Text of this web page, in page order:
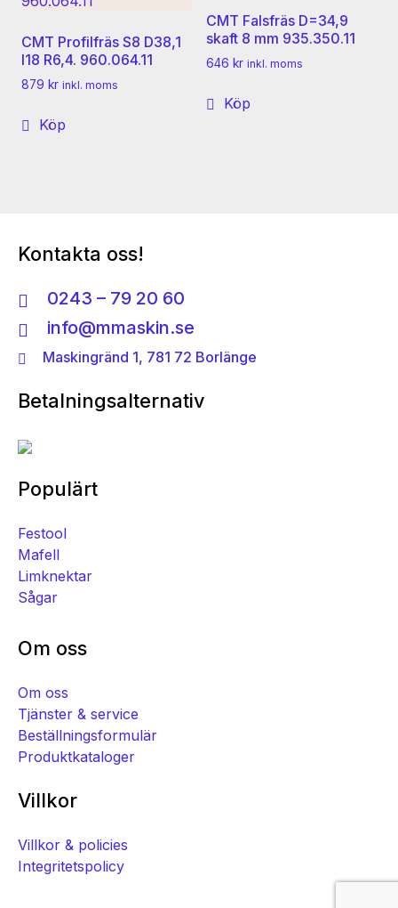
CMT Profilfräs S8 D38,1
I18 R6,4. 960.064.11
879 kr inkl. moms
Köp
CMT Falsfräs D=34,9
skaft 8 mm 935.350.11
646 kr inkl. moms
Köp
Kontakta oss!
0243 – 79 20 60
info@mmaskin.se
Maskingränd 1, 781 72 Borlänge
Betalningsalternativ
Populärt
Festool
Mafell
Limknektar
Sågar
Om oss
Om oss
Tjänster & service
Beställningsformulär
Produktkataloger
Villkor
Villkor & policies
Integritetspolicy